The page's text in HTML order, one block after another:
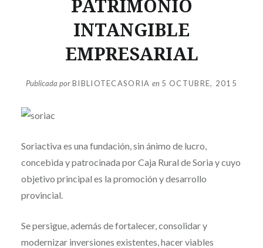
PATRIMONIO
INTANGIBLE
EMPRESARIAL
Publicada porBIBLIOTECASORIA en 5 OCTUBRE, 2015
Soriactiva es una fundación, sin ánimo de lucro,
concebida y patrocinada por Caja Rural de Soria y cuyo
objetivo principal es la promoción y desarrollo
provincial.
Se persigue, además de fortalecer, consolidar y
modernizar inversiones existentes, hacer viables